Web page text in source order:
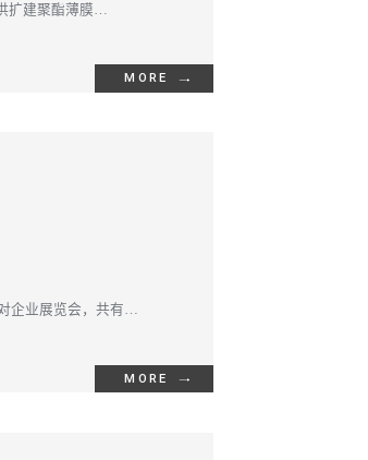
扩建聚酯薄膜
MORE
企业展览会，共有数
MORE